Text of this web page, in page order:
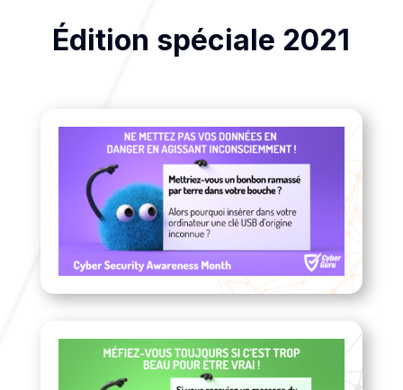
Édition spéciale 2021